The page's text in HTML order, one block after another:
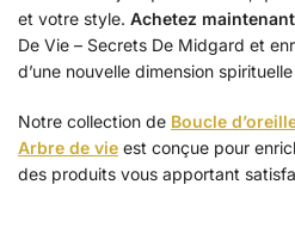
et votre style. Achetez maintenant
De Vie – Secrets De Midgard et
d’une nouvelle dimension
Notre collection de Boucle
Arbre de vie est conçue pour
des produits vous apportant